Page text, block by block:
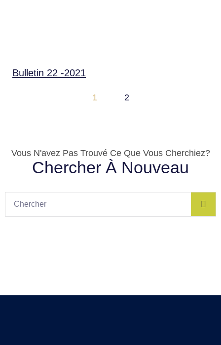
Bulletin 22 -2021
1 2
Vous N'avez Pas Trouvé Ce Que Vous Cherchiez?
Chercher À Nouveau